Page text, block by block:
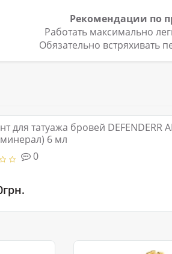
Рекомендации по
Работать максимально
Обязательно встряхивать
для татуажа бровей DEFENDERR
6 мл
0